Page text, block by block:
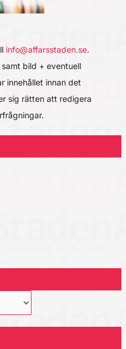
info@affarsstaden.se.
bild + eventuell
innehållet innan det
sig rätten att redigera